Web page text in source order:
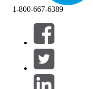
筛选器 (0)
选择筛选器
产品区域
1-800-667-6389